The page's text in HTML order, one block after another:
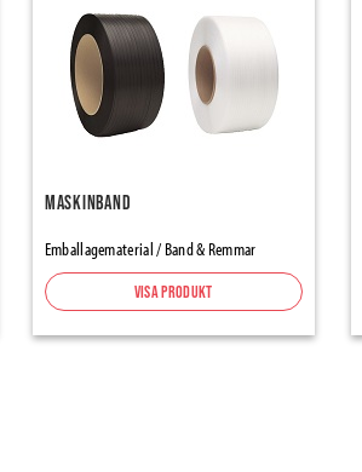
Maskinband
Emballagematerial / Band & Remmar
Visa produkt